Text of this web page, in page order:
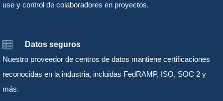
use y control de colaboradores en proyectos.
Datos seguros
Nuestro proveedor de centros de datos mantiene certificaciones
reconocidas en la industria, incluidas FedRAMP, ISO, SOC 2 y
más.